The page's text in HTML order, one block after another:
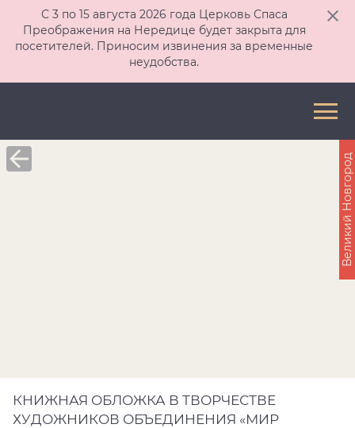
С 3 по 15 августа 2026 года Церковь Спаса
Преображения на Нередице будет закрыта для
посетителей. Приносим извинения за временные
неудобства.
КНИЖНАЯ ОБЛОЖКА В ТВОРЧЕСТВЕ
ХУДОЖНИКОВ ОБЪЕДИНЕНИЯ «МИР
Великий Новгород